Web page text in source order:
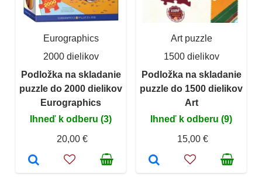
Eurographics
2000 dielikov
Podložka na skladanie
puzzle do 2000 dielikov
Eurographics
Ihneď k odberu (3)
20,00 €
Art puzzle
1500 dielikov
Podložka na skladanie
puzzle do 1500 dielikov
Art
Ihneď k odberu (9)
15,00 €